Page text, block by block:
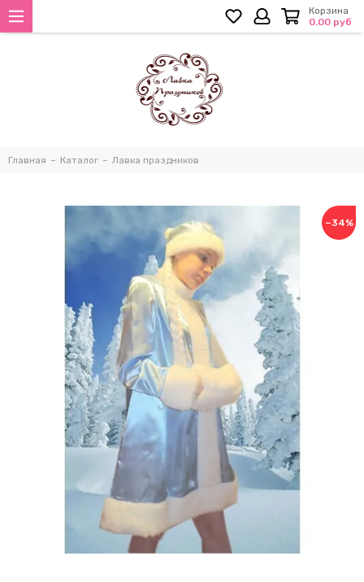
Корзина
0.00 руб
Главная Каталог Лавка праздников
−34%